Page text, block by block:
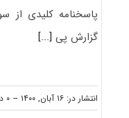
پاسخنامه کلیدی
گزارش پی[...]
انتشار در: ۱۶ آبان, ۱۴۰۰ -- ۰ دیدگاه